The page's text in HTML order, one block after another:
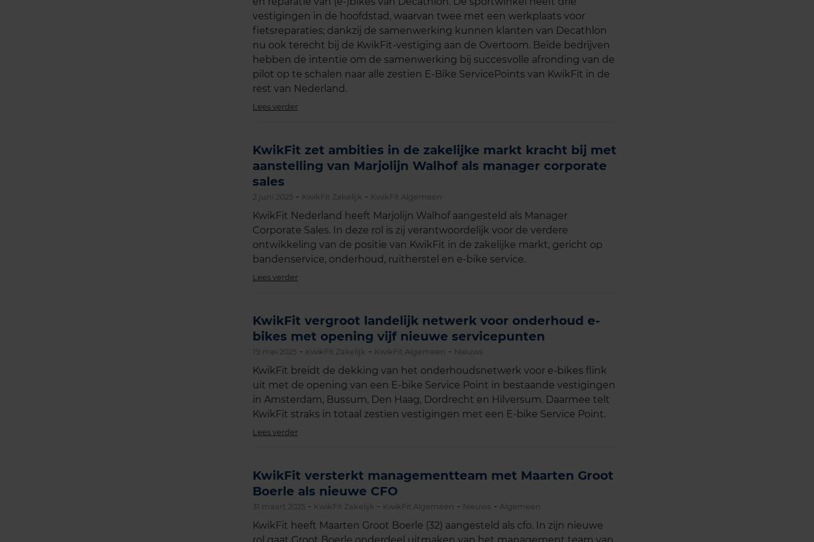
vestigingen in de hoofdstad, waarvan twee met een werkplaats voor
fietsreparaties; dankzij de samenwerking kunnen klanten van Decathlon
nu ook terecht bij de KwikFit-vestiging aan de Overtoom. Beide bedrijven
hebben de intentie om de samenwerking bij succesvolle afronding van de
pilot op te schalen naar alle zestien E-Bike ServicePoints van KwikFit in de
rest van Nederland.
Lees verder
KwikFit zet ambities in de zakelijke markt kracht bij met
aanstelling van Marjolijn Walhof als manager corporate
sales
2 juni 2025 - KwikFit Zakelijk - KwikFit Algemeen
KwikFit Nederland heeft Marjolijn Walhof aangesteld als Manager
Corporate Sales. In deze rol is zij verantwoordelijk voor de verdere
ontwikkeling van de positie van KwikFit in de zakelijke markt, gericht op
bandenservice, onderhoud, ruitherstel en e-bike service.
Lees verder
KwikFit vergroot landelijk netwerk voor onderhoud e-
bikes met opening vijf nieuwe servicepunten
19 mei 2025 - KwikFit Zakelijk - KwikFit Algemeen - Nieuws
KwikFit breidt de dekking van het onderhoudsnetwerk voor e-bikes flink
uit met de opening van een E-bike Service Point in bestaande vestigingen
in Amsterdam, Bussum, Den Haag, Dordrecht en Hilversum. Daarmee telt
KwikFit straks in totaal zestien vestigingen met een E-bike Service Point.
Lees verder
KwikFit versterkt managementteam met Maarten Groot
Boerle als nieuwe CFO
31 maart 2025 - KwikFit Zakelijk - KwikFit Algemeen - Nieuws - Algemeen
KwikFit heeft Maarten Groot Boerle (32) aangesteld als cfo. In zijn nieuwe